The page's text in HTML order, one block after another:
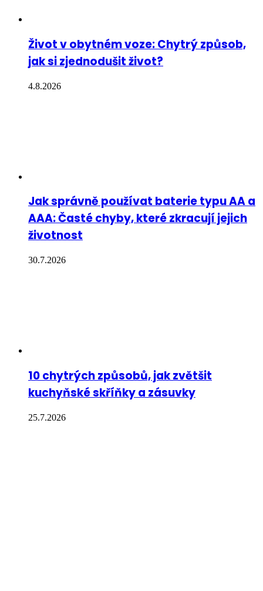
Život v obytném voze: Chytrý způsob,
jak si zjednodušit život?
4.8.2026
Jak správně používat baterie typu AA a
AAA: Časté chyby, které zkracují jejich
životnost
30.7.2026
10 chytrých způsobů, jak zvětšit
kuchyňské skříňky a zásuvky
25.7.2026